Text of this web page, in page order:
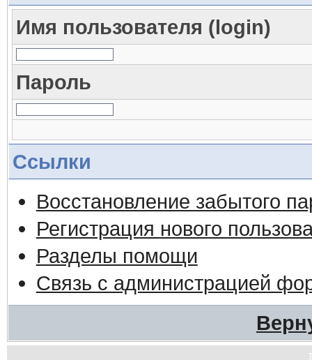
Имя пользователя (login)
Пароль
Ссылки
Восстановление забытого
Регистрация нового
Разделы помощи
Связь с администрацией